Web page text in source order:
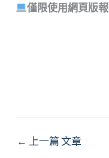
僅限使用網頁版
← 上一篇 文章